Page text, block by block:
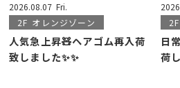
2026.08.07 Fri.
2F オレンジゾーン
人気急上昇🧸ヘアゴム再入荷
致しました✨✨
2F
日
荷